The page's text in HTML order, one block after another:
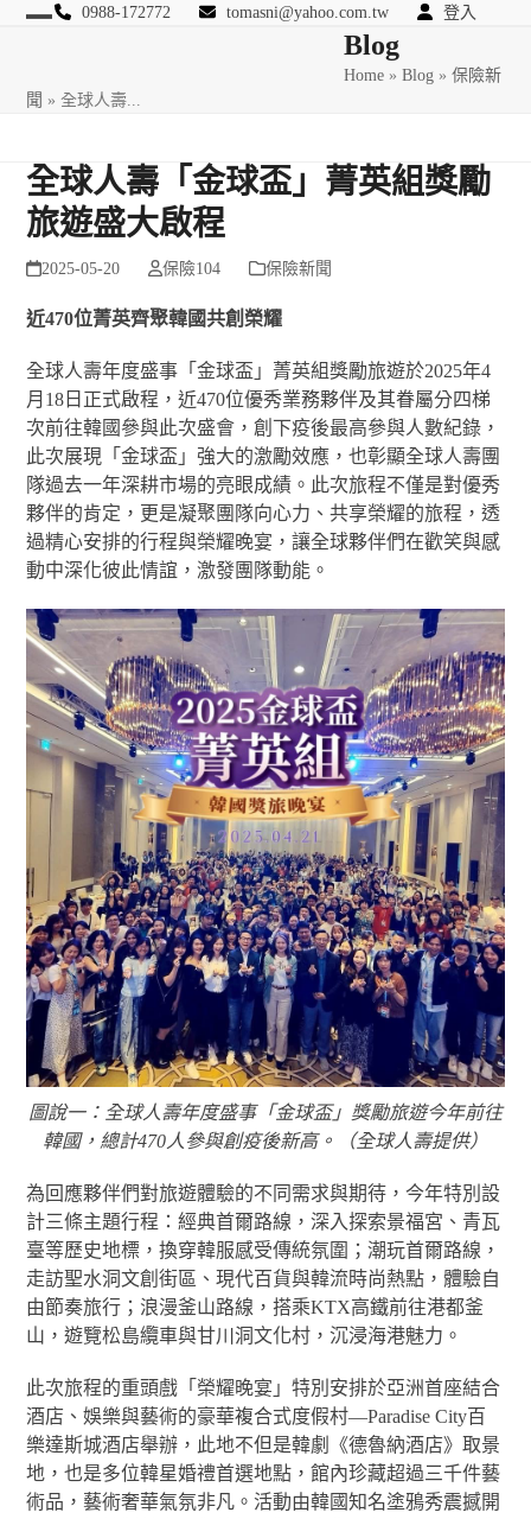
Skip
0988-172772 tomasni@yahoo.com.tw 登入
匯豐國際風險管理顧問Blog
Home »Blog »保險新
聞 »全球人壽...
全球人壽「金球盃」菁英組獎勵
旅遊盛大啟程
2025-05-20 保險104 保險新聞
近470位菁英齊聚韓國共創榮耀
全球人壽年度盛事「金球盃」菁英組獎勵旅遊於2025年4
月18日正式啟程，近470位優秀業務夥伴及其眷屬分四梯
次前往韓國參與此次盛會，創下疫後最高參與人數紀錄，
此次展現「金球盃」強大的激勵效應，也彰顯全球人壽團
隊過去一年深耕市場的亮眼成績。此次旅程不僅是對優秀
夥伴的肯定，更是凝聚團隊向心力、共享榮耀的旅程，透
過精心安排的行程與榮耀晚宴，讓全球夥伴們在歡笑與感
動中深化彼此情誼，激發團隊動能。
圖說一：全球人壽年度盛事「金球盃」獎勵旅遊今年前往
韓國，總計470人參與創疫後新高。（全球人壽提供）
為回應夥伴們對旅遊體驗的不同需求與期待，今年特別設
計三條主題行程：經典首爾路線，深入探索景福宮、青瓦
臺等歷史地標，換穿韓服感受傳統氛圍；潮玩首爾路線，
走訪聖水洞文創街區、現代百貨與韓流時尚熱點，體驗自
由節奏旅行；浪漫釜山路線，搭乘KTX高鐵前往港都釜
山，遊覽松島纜車與甘川洞文化村，沉浸海港魅力。
此次旅程的重頭戲「榮耀晚宴」特別安排於亞洲首座結合
酒店、娛樂與藝術的豪華複合式度假村—Paradise City百
樂達斯城酒店舉辦，此地不但是韓劇《德魯納酒店》取景
地，也是多位韓星婚禮首選地點，館內珍藏超過三千件藝
術品，藝術奢華氣氛非凡。活動由韓國知名塗鴉秀震撼開